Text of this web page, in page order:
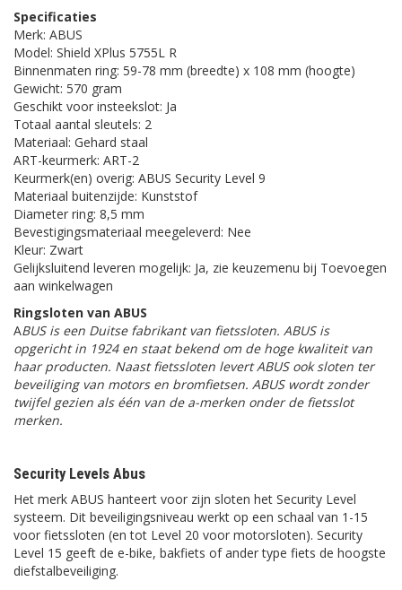
Specificaties
Merk: ABUS
Model: Shield XPlus 5755L R
Binnenmaten ring: 59-78 mm (breedte) x 108 mm (hoogte)
Gewicht: 570 gram
Geschikt voor insteekslot: Ja
Totaal aantal sleutels: 2
Materiaal: Gehard staal
ART-keurmerk: ART-2
Keurmerk(en) overig: ABUS Security Level 9
Materiaal buitenzijde: Kunststof
Diameter ring: 8,5 mm
Bevestigingsmateriaal meegeleverd: Nee
Kleur: Zwart
Gelijksluitend leveren mogelijk: Ja, zie keuzemenu bij Toevoegen
aan winkelwagen
Ringsloten van ABUS
ABUS is een Duitse fabrikant van fietssloten. ABUS is
opgericht in 1924 en staat bekend om de hoge kwaliteit van
haar producten. Naast fietssloten levert ABUS ook sloten ter
beveiliging van motors en bromfietsen. ABUS wordt zonder
twijfel gezien als één van de a-merken onder de fietsslot
merken.
Security Levels Abus
Het merk ABUS hanteert voor zijn sloten het Security Level
systeem. Dit beveiligingsniveau werkt op een schaal van 1-15
voor fietssloten (en tot Level 20 voor motorsloten). Security
Level 15 geeft de e-bike, bakfiets of ander type fiets de hoogste
diefstalbeveiliging.